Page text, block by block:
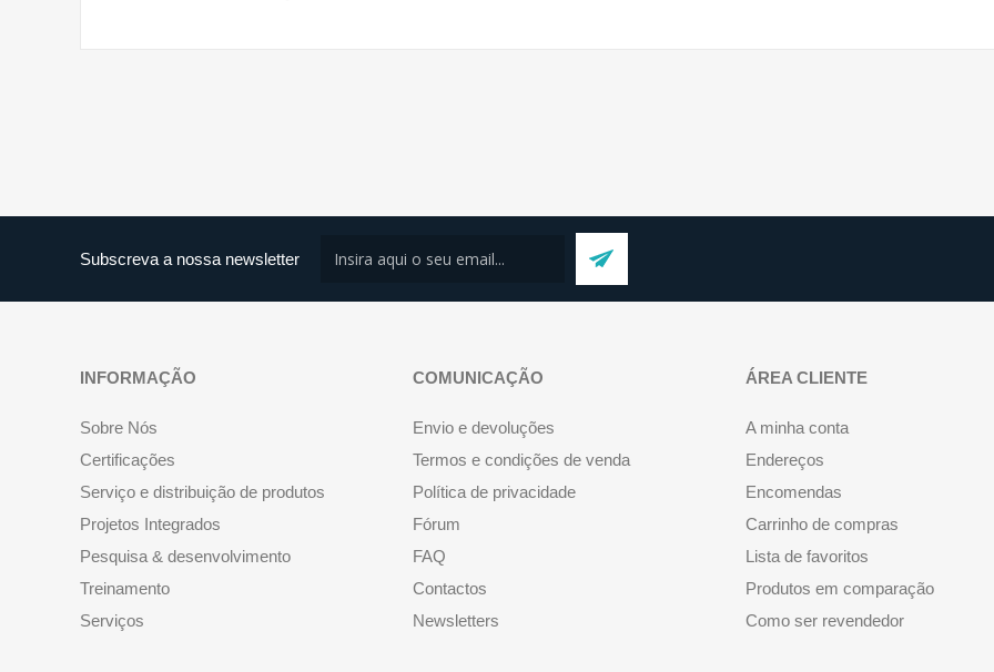
Subscreva a nossa newsletter
INFORMAÇÃO
Sobre Nós
Certificações
Serviço e distribuição de produtos
Projetos Integrados
Pesquisa & desenvolvimento
Treinamento
Serviços
COMUNICAÇÃO
Envio e devoluções
Termos e condições de venda
Política de privacidade
Fórum
FAQ
Contactos
Newsletters
ÁREA CLIENTE
A minha conta
Endereços
Encomendas
Carrinho de compras
Lista de favoritos
Produtos em comparação
Como ser revendedor